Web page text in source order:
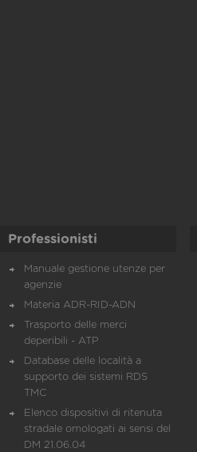
Professionisti
Manuale gestione utenze per
agenzie
Materia ADR-RID-ADN
Trasporto delle merci
deperibili - ATP
Database delle località a
supporto dei sistemi RDS
TMC
Elenco dispositivi di ritenuta
stradale omologati ai sensi del
DM 21.06.04